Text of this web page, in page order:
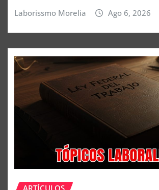
Laborissmo Morelia Ago 6, 2026